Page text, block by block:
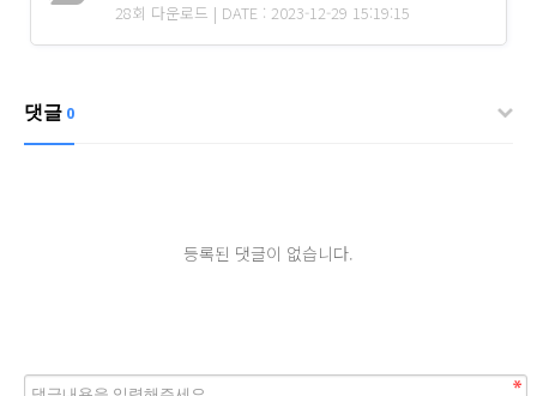
28회 다운로드 | DATE : 2023-12-29 15:19:15
댓글 0
등록된 댓글이 없습니다.